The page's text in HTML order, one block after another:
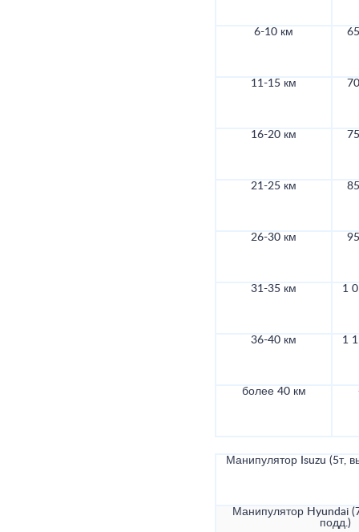
6-10 км
11-15 км
16-20 км
21-25 км
26-30 км
31-35 км 1
36-40 км 1
более 40 км
Манипулятор Isuzu (5т,
Манипулятор Hyundai
подд.)